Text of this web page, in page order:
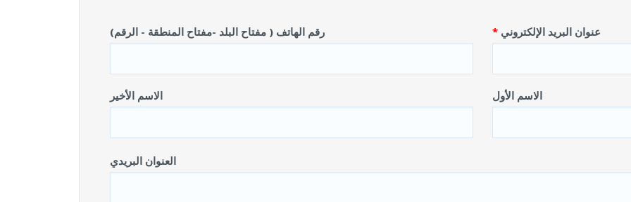
عنوان البريد الإلكتروني رقم الهاتف ( مفتاح البلد -مفتاح المنطقة - الرقم)
الاسم الأول الاسم الأخير
العنوان البريدي